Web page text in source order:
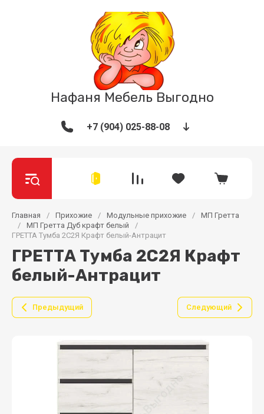
Нафаня Мебель Выгодно
+7 (904) 025-88-08
Главная / Прихожие / Модульные прихожие /
МП Гретта
/
МП Гретта Дуб крафт белый
/
ГРЕТТА Тумба 2С2Я Крафт белый-Антрацит
ГРЕТТА Тумба 2С2Я Крафт
белый-Антрацит
Предыдущий Следующий